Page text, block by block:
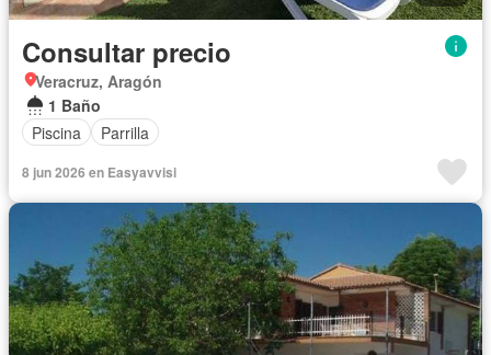
Consultar precio
Veracruz, Aragón
1 Baño
Piscina
Parrilla
8 jun 2026 en Easyavvisi